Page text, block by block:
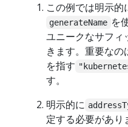
この例では明示的
generateName を
ユニークなサフィ
きます。重要な
を指す
す。
明示的に
定する必要があり